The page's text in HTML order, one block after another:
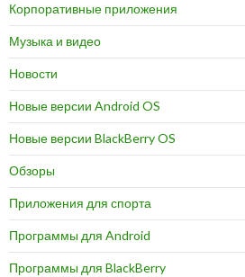
Корпоративные приложения
Музыка и видео
Новости
Новые версии Android OS
Новые версии BlackBerry OS
Обзоры
Приложения для спорта
Программы для Android
Программы для BlackBerry